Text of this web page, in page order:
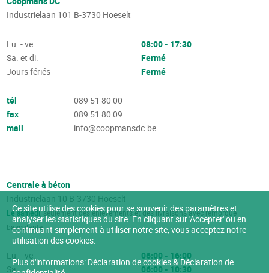
Industrielaan 101 B-3730 Hoeselt
Lu. - ve.
Sa. et di.
Jours fériés
08:00 - 17:30
Fermé
Fermé
tél
fax
mail
089 51 80 00
089 51 80 09
info@coopmansdc.be
Centrale à béton
Industrielaan 10 B-3730 Hoeselt
Le samedi, seulement des enlèvements et des livraisons avec remorque
basculante
Lu. - ve.
Sa.
06:00 - 16:00
06:00 - 10:30
Ce site utilise des cookies pour se souvenir des paramètres et
analyser les statistiques du site. En cliquant sur 'Accepter' ou en
continuant simplement à utiliser notre site, vous acceptez notre
utilisation des cookies.
Plus d'informations: Déclaration de cookies&Déclaration de